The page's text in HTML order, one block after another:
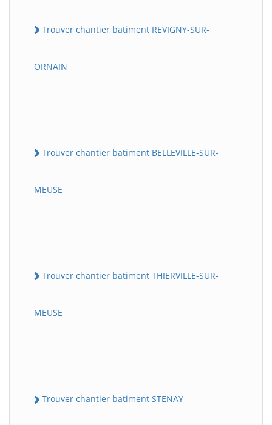
Trouver chantier batiment REVIGNY-SUR-
ORNAIN
Trouver chantier batiment BELLEVILLE-SUR-
MEUSE
Trouver chantier batiment THIERVILLE-SUR-
MEUSE
Trouver chantier batiment STENAY